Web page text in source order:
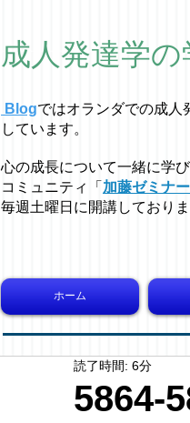
成人発達学の
Blogではオラ ンダでの成人
しています。
心の成長について一緒に学
コミュニティ「 加藤ゼミナ
毎週土曜日に開講しておりま
ホーム
5864-
読了時間: 6分